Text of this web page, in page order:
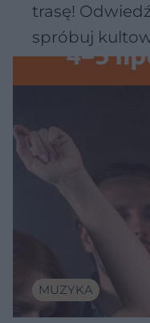
trasę!
spróbuj
Wawelu
MUZYKA